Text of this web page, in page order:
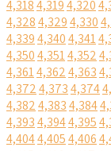
4,3184,3194,320
4,3284,3294,330
4,3394,3404,341
4,3504,3514,352
4,3614,3624,363
4,3724,3734,374
4,3824,3834,384
4,3934,3944,395
4,4044,4054,406